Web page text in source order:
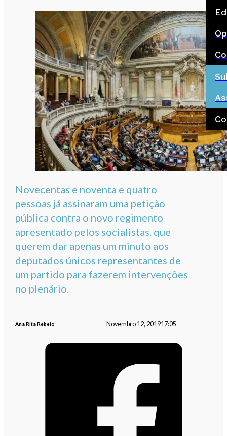
Novecentas e noventa e quatro
pessoas já assinaram uma petição
pública contra o novo regimento
apresentado pelos socialistas, que
querem dar apenas um minuto aos
deputados únicos representantes de
um partido para fazerem intervenções
no plenário.
Ana Rita Rebelo Novembro 12, 201917:05